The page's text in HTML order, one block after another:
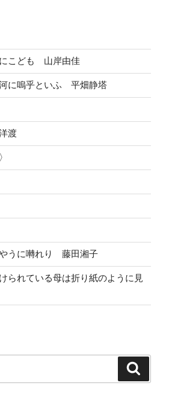
こども 山岸由佳
に嗚乎といふ 平畑静塔
渡
うに囀れり 藤田湘子
られている母は折り紙のように見